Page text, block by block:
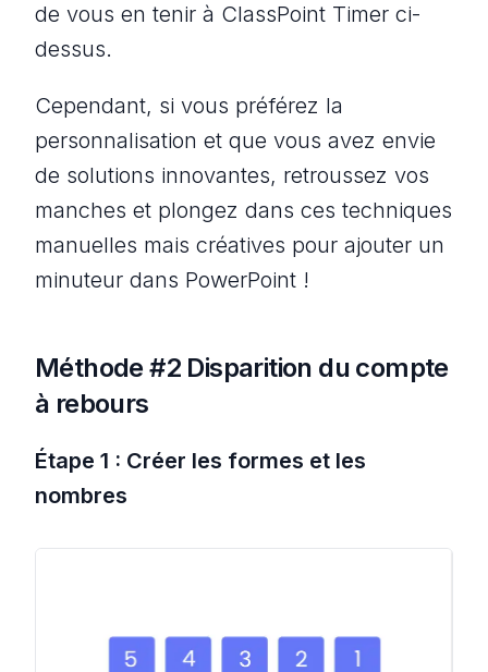
de vous en tenir à ClassPoint Timer ci-
dessus.
Cependant, si vous préférez la
personnalisation et que vous avez envie
de solutions innovantes, retroussez vos
manches et plongez dans ces techniques
manuelles mais créatives pour ajouter un
minuteur dans PowerPoint !
Méthode #2 Disparition du compte
à rebours
Étape 1 : Créer les formes et les
nombres